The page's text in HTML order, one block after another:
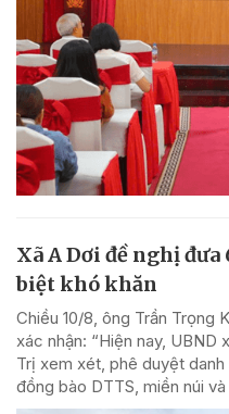
Xã A Dơi đề nghị
biệt khó khăn
Chiều 10/8, ông Trần Trọng
xác nhận: “Hiện nay, UBND
Trị xem xét, phê duyệt
đồng bào DTTS, miền núi